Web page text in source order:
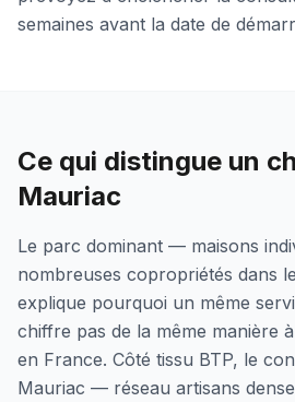
semaines avant la date de
Ce qui distingue un
Mauriac
Le parc dominant — maisons
nombreuses copropriétés dans
explique pourquoi un même
chiffre pas de la même manière
en France. Côté tissu BTP, le
Mauriac — réseau artisans